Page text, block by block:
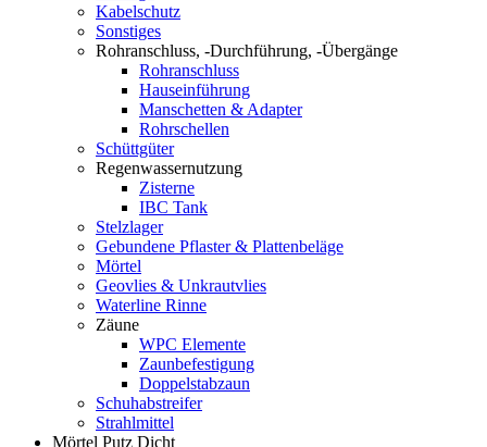
Kabelschutz
Sonstiges
Rohranschluss, -Durchführung, -Übergänge
Rohranschluss
Hauseinführung
Manschetten & Adapter
Rohrschellen
Schüttgüter
Regenwassernutzung
Zisterne
IBC Tank
Stelzlager
Gebundene Pflaster & Plattenbeläge
Mörtel
Geovlies & Unkrautvlies
Waterline Rinne
Zäune
WPC Elemente
Zaunbefestigung
Doppelstabzaun
Schuhabstreifer
Strahlmittel
Mörtel Putz Dicht